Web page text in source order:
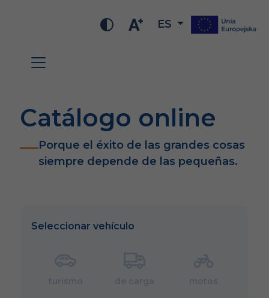
ES
Catálogo online
Porque el éxito de las grandes cosas
siempre depende de las pequeñas.
Seleccionar vehículo